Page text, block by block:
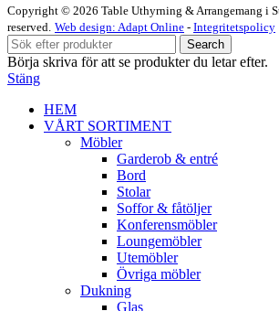
Copyright © 2026 Table Uthyrning & Arrangemang i
reserved​​. Web design: Adapt Online - Integritetspolicy
Search
Börja skriva för att se produkter du letar efter.
Stäng
HEM
VÅRT SORTIMENT
Möbler
Garderob & entré
Bord
Stolar
Soffor & fåtöljer
Konferensmöbler
Loungemöbler
Utemöbler
Övriga möbler
Dukning
Glas